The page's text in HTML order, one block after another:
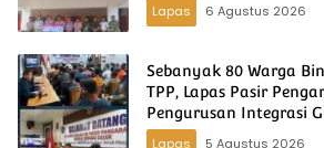
Lapas
6 Agustus 2026
Sebanyak 80 Warga
TPP, Lapas Pasir
Pengurusan Integrasi
Dipungut Biaya
Lapas 5 Agustus 2026